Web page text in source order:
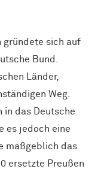
gründete sich auf
Bund.
Länder,
Weg.
in das Deutsche
es jedoch eine
maßgeblich das
ersetzte Preußen